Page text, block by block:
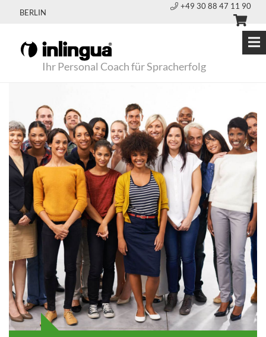
BERLIN
+49 30 88 47 11 90
Ihr Personal Coach für Spracherfolg